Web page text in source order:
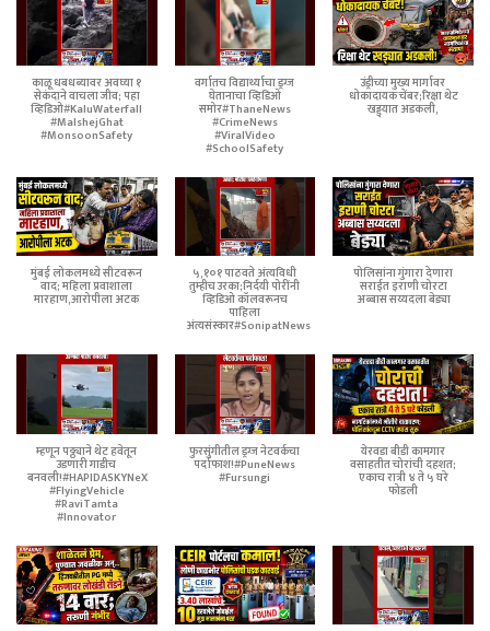
काळू धबधब्यावर अवघ्या १
सेकंदाने वाचला जीव; पहा
व्हिडिओ#KaluWaterfall
#MalshejGhat
#MonsoonSafety
वर्गातच विद्यार्थ्याचा ड्रग्ज
घेतानाचा व्हिडिओ
समोर#ThaneNews
#CrimeNews
#ViralVideo
#SchoolSafety
उंड्रीच्या मुख्य मार्गावर
धोकादायक चेंबर;रिक्षा थेट
खड्ड्यात अडकली,
मुंबई लोकलमध्ये सीटवरून
वाद; महिला प्रवाशाला
मारहाण,आरोपीला अटक
५,१०१ पाठवते अंत्यविधी
तुम्हीच उरका;निर्दयी पोरींनी
व्हिडिओ कॉलवरूनच
पाहिला
अंत्यसंस्कार#SonipatNews
पोलिसांना गुंगारा देणारा
सराईत इराणी चोरटा
अब्बास सय्यदला बेड्या
म्हणून पठ्ठ्याने थेट हवेतून
उडणारी गाडीच
बनवली!#HAPIDASKYNeX
#FlyingVehicle
#RaviTamta
#Innovator
फुरसुंगीतील ड्रग्ज नेटवर्कचा
पर्दाफाश!#PuneNews
#Fursungi
येरवडा बीडी कामगार
वसाहतीत चोरांची दहशत;
एकाच रात्री ४ ते ५ घरे
फोडली